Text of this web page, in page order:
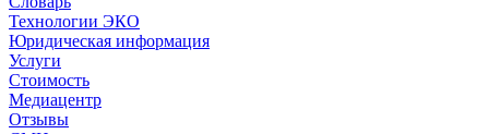
Технологии ЭКО
Юридическая информация
Услуги
Стоимость
Медиацентр
Отзывы